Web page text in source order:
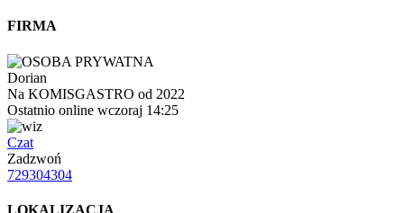
FIRMA
Dorian
Na KOMISGASTRO od 2022
Ostatnio online wczoraj 14:25
Czat
Zadzwoń
729304304
LOKALIZACJA